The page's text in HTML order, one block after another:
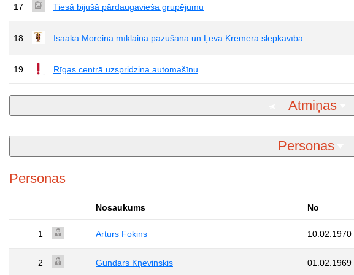
17 Tiesā bijušā pārdaugavieša grupējumu
18 Isaaka Moreina mīklainā pazušana un Ļeva Krēmera slepkavība
19 Rīgas centrā uzspridzina automašīnu
Atmiņas
Personas
Personas
Nosaukums No
1 Arturs Fokins 10.02.1970
2 Gundars Kņevinskis 01.02.1969